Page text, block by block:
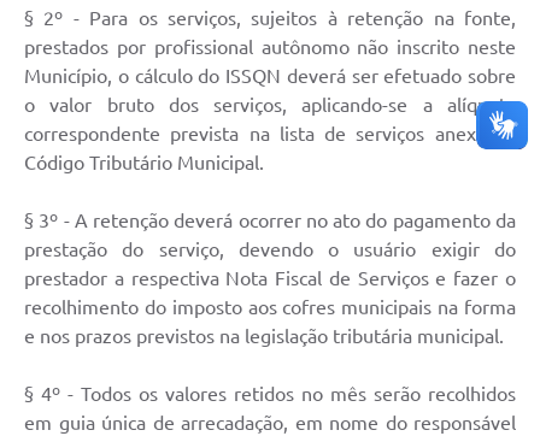
§ 2º - Para os serviços, sujeitos à retenção na fonte,
prestados por profissional autônomo não inscrito neste
Município, o cálculo do ISSQN deverá ser efetuado sobre
o valor bruto dos serviços, aplicando-se a alíquota
correspondente prevista na lista de serviços anexa ao
Código Tributário Municipal.
§ 3º - A retenção deverá ocorrer no ato do pagamento da
prestação do serviço, devendo o usuário exigir do
prestador a respectiva Nota Fiscal de Serviços e fazer o
recolhimento do imposto aos cofres municipais na forma
e nos prazos previstos na legislação tributária municipal.
§ 4º - Todos os valores retidos no mês serão recolhidos
em guia única de arrecadação, em nome do responsável